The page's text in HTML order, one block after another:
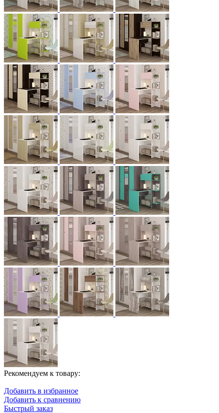
Рекомендуем к товару:
Добавить в избранное
Добавить к сравнению
Быстрый заказ